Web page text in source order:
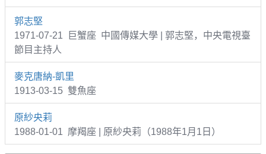
郭志堅
1971-07-21 巨蟹座 中國傳媒大學 | 郭志堅，中央電視臺
節目主持人
麥克唐納-凱里
1913-03-15 雙魚座
原紗央莉
1988-01-01 摩羯座 | 原紗央莉（1988年1月1日）